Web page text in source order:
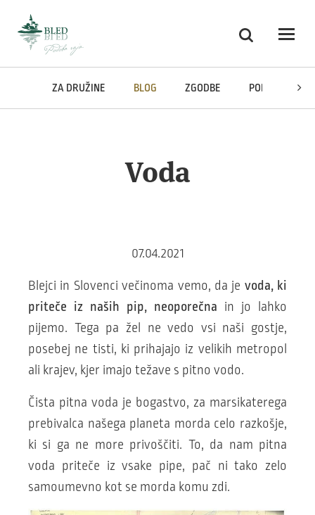
Iskanje
Odpri
ZA DRUŽINE BLOG ZGODBE PODCAST
Voda
07.04.2021
Blejci in Slovenci večinoma vemo, da je voda, ki
priteče iz naših pip, neoporečna in jo lahko
pijemo. Tega pa žel ne vedo vsi naši gostje,
posebej ne tisti, ki prihajajo iz velikih metropol
ali krajev, kjer imajo težave s pitno vodo.
Čista pitna voda je bogastvo, za marsikaterega
prebivalca našega planeta morda celo razkošje,
ki si ga ne more privoščiti. To, da nam pitna
voda priteče iz vsake pipe, pač ni tako zelo
samoumevno kot se morda komu zdi.